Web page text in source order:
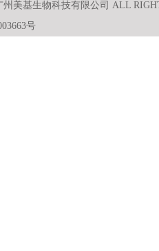
州美基生物科技有限公司 ALL
号